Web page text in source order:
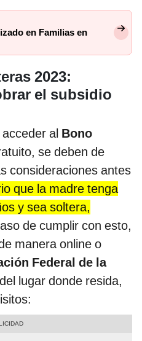
en Familias en
2023:
el subsidio
al Bono
se deben de
consideraciones antes
que la madre tenga
y sea soltera,
de cumplir con esto,
manera online o
Federal de la
del lugar donde resida,